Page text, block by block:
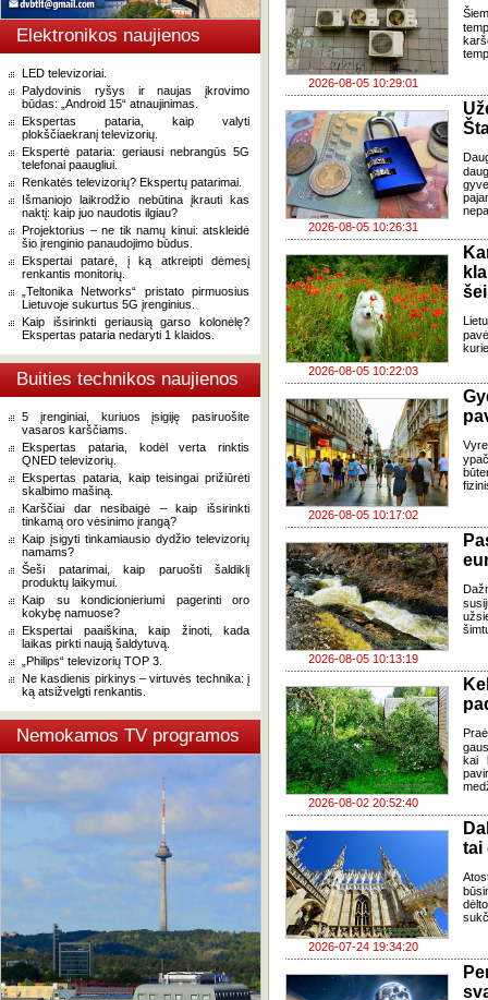
Elektronikos naujienos
LED televizoriai.
Palydovinis ryšys ir naujas įkrovimo
būdas: „Android 15“ atnaujinimas.
Ekspertas pataria, kaip valyti
plokščiaekranį televizorių.
Ekspertė pataria: geriausi nebrangūs 5G
telefonai paaugliui.
Renkatės televizorių? Ekspertų patarimai.
Išmaniojo laikrodžio nebūtina įkrauti kas
naktį: kaip juo naudotis ilgiau?
Projektorius – ne tik namų kinui: atskleidė
šio įrenginio panaudojimo būdus.
Ekspertai patarė, į ką atkreipti dėmesį
renkantis monitorių.
„Teltonika Networks“ pristato pirmuosius
Lietuvoje sukurtus 5G įrenginius.
Kaip išsirinkti geriausią garso kolonėlę?
Ekspertas pataria nedaryti 1 klaidos.
Buities technikos naujienos
5 įrenginiai, kuriuos įsigiję pasiruošite
vasaros karščiams.
Ekspertas pataria, kodėl verta rinktis
QNED televizorių.
Ekspertas pataria, kaip teisingai prižiūrėti
skalbimo mašiną.
Karščiai dar nesibaigė – kaip išsirinkti
tinkamą oro vėsinimo įrangą?
Kaip įsigyti tinkamiausio dydžio televizorių
namams?
Šeši patarimai, kaip paruošti šaldiklį
produktų laikymui.
Kaip su kondicionieriumi pagerinti oro
kokybę namuose?
Ekspertai paaiškina, kaip žinoti, kada
laikas pirkti naują šaldytuvą.
„Philips“ televizorių TOP 3.
Ne kasdienis pirkinys – virtuvės technika: į
ką atsižvelgti renkantis.
Nemokamos TV programos
2026-08-05 10:29:01
2026-08-05 10:26:31
2026-08-05 10:22:03
2026-08-05 10:17:02
2026-08-05 10:13:19
2026-08-02 20:52:40
kai
2026-07-24 19:34:20
tai